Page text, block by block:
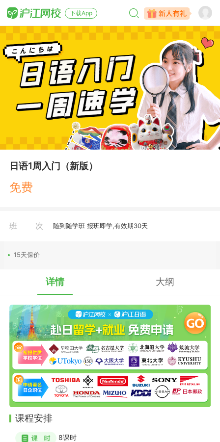
下载App
日语1周入门（新版）
免费
班次 随到随学班 报班即学,有效期30天
15天保价
详情 大纲
课程安排
8课时